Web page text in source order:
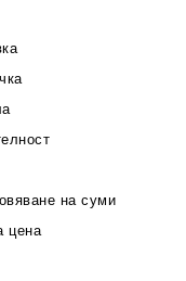
на суми
цена